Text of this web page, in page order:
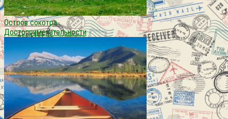
Остров сокотра
Достопримечательности